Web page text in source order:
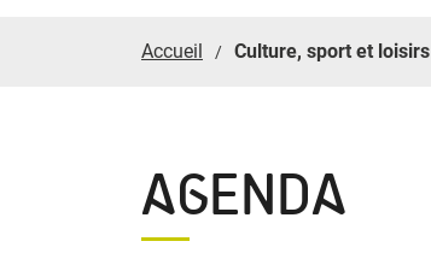
Accueil Culture, sport et loisirs
AGENDA